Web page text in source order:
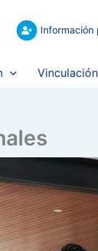
Información
Vinculación